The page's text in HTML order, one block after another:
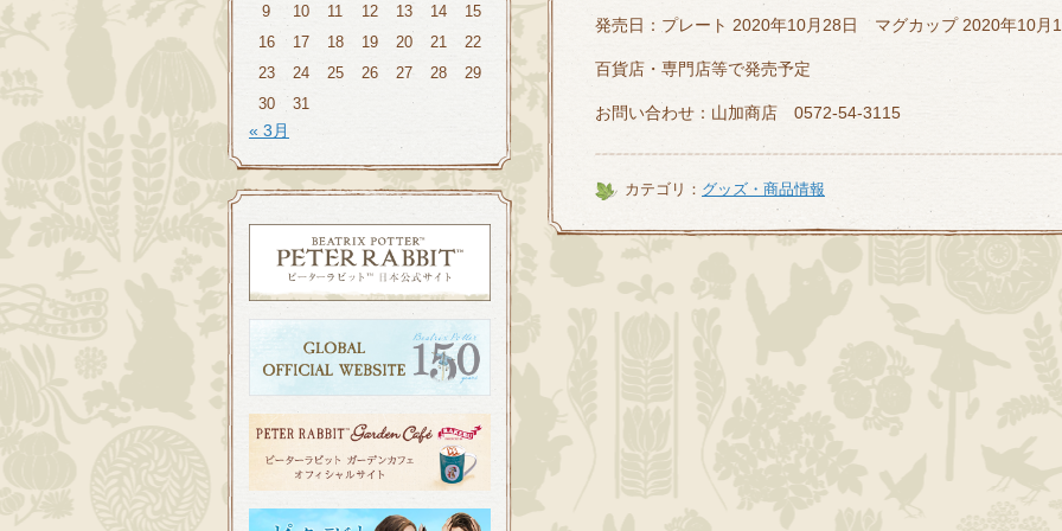
9 10 11 12 13 14
15
16
17 18 19 20 21
22
23
24 25 26 27 28
29
30
31
« 3月
発売日：プレート 2020年10月28日 マグカップ 2020年10月
百貨店・専門店等で発売予定
お問い合わせ：山加商店 0572-54-3115
カテゴリ： グッズ・商品情報